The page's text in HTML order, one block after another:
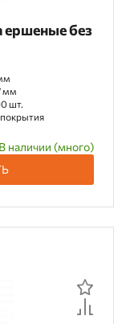
ершеные без
мм
шт.
В наличии (много)